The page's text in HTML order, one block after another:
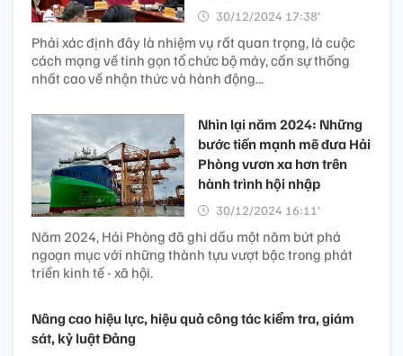
30/12/2024 17:38’
Phải xác định đây là nhiệm vụ rất quan trọng, là cuộc
cách mạng về tinh gọn tổ chức bộ máy, cần sự thống
nhất cao về nhận thức và hành động...
Nhìn lại năm 2024: Những
bước tiến mạnh mẽ đưa Hải
Phòng vươn xa hơn trên
hành trình hội nhập
30/12/2024 16:11’
Năm 2024, Hải Phòng đã ghi dấu một năm bứt phá
ngoạn mục với những thành tựu vượt bậc trong phát
triển kinh tế - xã hội.
Nâng cao hiệu lực, hiệu quả công tác kiểm tra, giám
sát, kỷ luật Đảng